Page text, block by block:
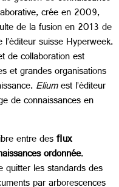
crée en 2009,
de la fusion en 2013 de
suisse Hyperweek.
de collaboration est
et grandes organisations
Eliumest l’éditeur
de connaissances en
entre desﬂux
ordonnée.
quitter les standards des